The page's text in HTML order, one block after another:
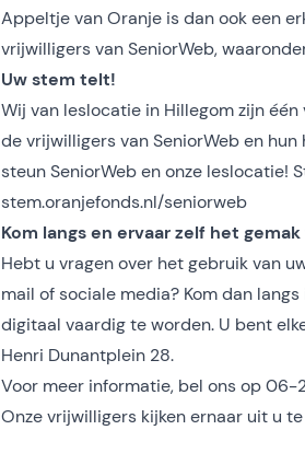
Appeltje van Oranje is dan ook een
vrijwilligers van SeniorWeb,
Uw stem telt!
Wij van leslocatie in Hillegom zijn
de vrijwilligers van SeniorWeb en
steun SeniorWeb en onze leslocatie!
stem.oranjefonds.nl/seniorweb
Kom langs en ervaar zelf het
Hebt u vragen over het gebruik van
mail of sociale media? Kom dan
digitaal vaardig te worden. U bent
Henri Dunantplein 28.
Voor meer informatie, bel ons op
Onze vrijwilligers kijken ernaar uit u